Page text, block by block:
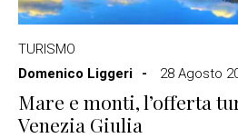
TURISMO
Domenico Liggeri
28 Agosto
Mare e monti, l’offerta
Venezia Giulia